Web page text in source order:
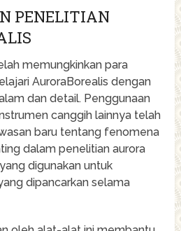
PENELITIAN
memungkinkan para
AuroraBorealis dengan
dan detail. Penggunaan
canggih lainnya telah
baru tentang fenomena
dalam penelitian aurora
digunakan untuk
dipancarkan selama